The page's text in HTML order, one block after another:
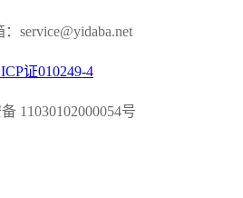
service@yidaba.net
证010249-4
11030102000054号